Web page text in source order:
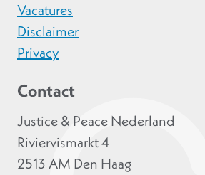
Vacatures
Disclaimer
Privacy
Contact
Justice & Peace Nederland
Riviervismarkt 4
2513 AM Den Haag